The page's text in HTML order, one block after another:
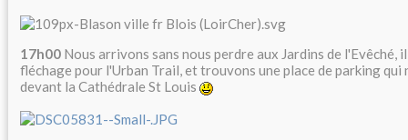
17h00 Nous arrivons sans nous perdre aux Jardins de l'Evêché,
fléchage pour l'Urban Trail, et trouvons une place de parking
devant la Cathédrale St Louis